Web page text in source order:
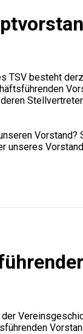
TSV besteht
Vorstand?
unseres